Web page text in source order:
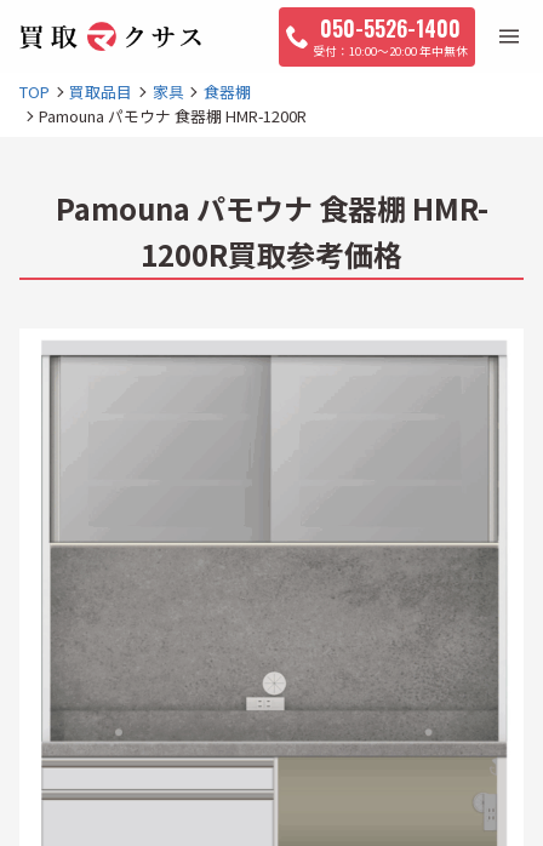
050-5526-1400
10:00〜20:00 年中無休
TOP 買取品目 家具
食器棚
Pamouna パモウナ 食器棚 HMR-1200R
Pamouna パモウナ 食器棚 HMR-
1200R買取参考価格